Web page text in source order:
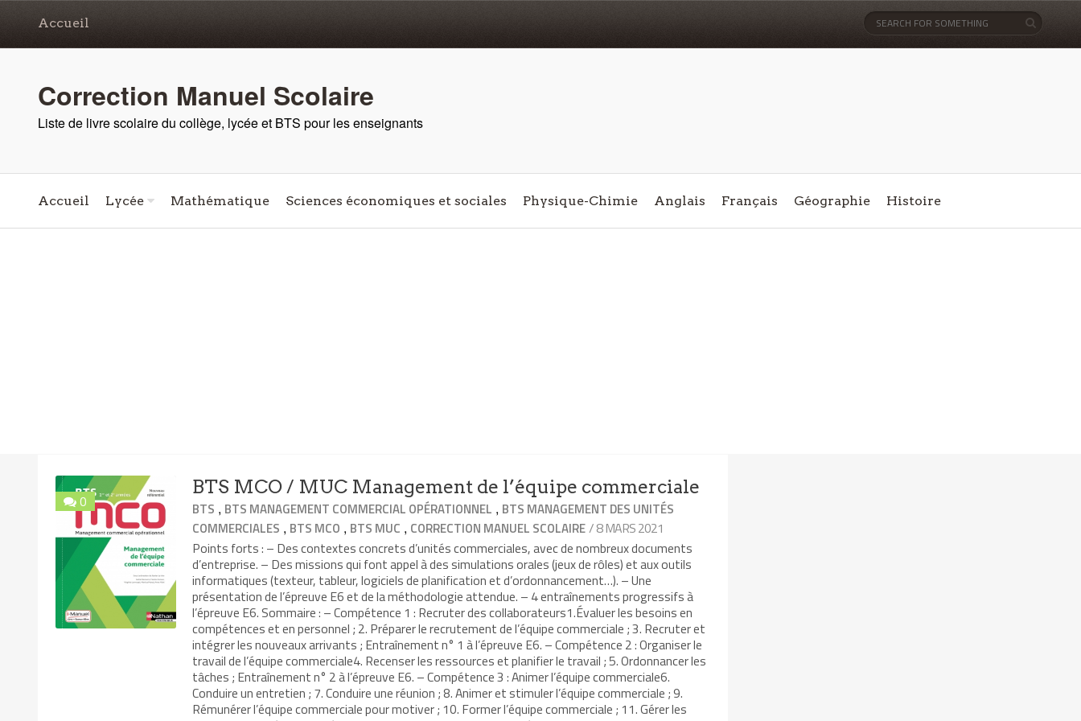
Accueil
Correction Manuel Scolaire
Liste de livre scolaire du collège, lycée et BTS pour les enseignants
Accueil Lycée Mathématique Sciences économiques et sociales Physique-Chimie Anglais Français Géographie Histoire
0
BTS MCO / MUC Management de l’équipe commerciale
BTS , BTS MANAGEMENT COMMERCIAL OPÉRATIONNEL , BTS MANAGEMENT DES UNITÉS
COMMERCIALES , BTS MCO , BTS MUC , CORRECTION MANUEL SCOLAIRE/ 8 MARS 2021
Points forts : – Des contextes concrets d’unités commerciales, avec de nombreux documents
d’entreprise. – Des missions qui font appel à des simulations orales (jeux de rôles) et aux outils
informatiques (texteur, tableur, logiciels de planification et d’ordonnancement…). – Une
présentation de l’épreuve E6 et de la méthodologie attendue. – 4 entraînements progressifs à
l’épreuve E6. Sommaire : – Compétence 1 : Recruter des collaborateurs1.Évaluer les besoins en
compétences et en personnel ; 2. Préparer le recrutement de l’équipe commerciale ; 3. Recruter et
intégrer les nouveaux arrivants ; Entraînement n° 1 à l’épreuve E6. – Compétence 2 : Organiser le
travail de l’équipe commerciale4. Recenser les ressources et planifier le travail ; 5. Ordonnancer les
tâches ; Entraînement n° 2 à l’épreuve E6. – Compétence 3 : Animer l’équipe commerciale6.
Conduire un entretien ; 7. Conduire une réunion ; 8. Animer et stimuler l’équipe commerciale ; 9.
Rémunérer l’équipe commerciale pour motiver ; 10. Former l’équipe commerciale ; 11. Gérer les